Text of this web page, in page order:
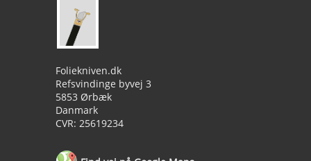
Foliekniven.dk
Refsvindinge byvej 3
5853 Ørbæk
Danmark
CVR: 25619234